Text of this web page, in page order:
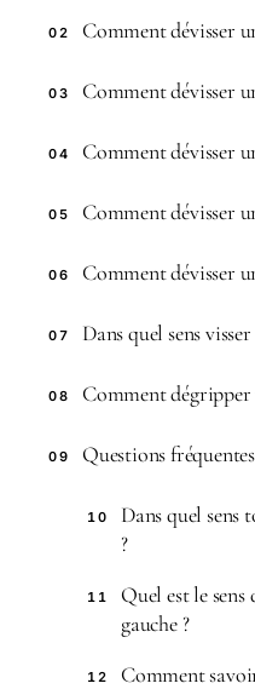
02 Comment dévisser
03 Comment dévisser
04 Comment dévisser
05 Comment dévisser
06 Comment dévisser
07 Dans quel sens visser
08 Comment dégripper
09 Questions fréquentes
10
Dans quel sens
?
11
Quel est le sens
gauche ?
12
Comment